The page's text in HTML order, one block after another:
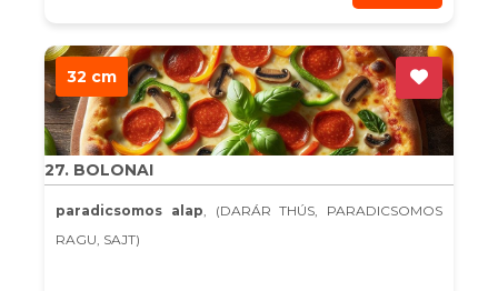
32 cm
27. BOLONAI
paradicsomos alap, (DARÁR THÚS, PARADICSOMOS
RAGU, SAJT)